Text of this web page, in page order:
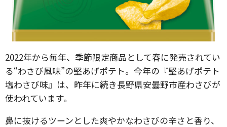
2022年から毎年、季節限定商品として春に発売されてい
る“わさび風味”の堅あげポテト。今年の『堅あげポテト
塩わさび味』は、昨年に続き長野県安曇野市産わさびが
使われています。
鼻に抜けるツーンとした爽やかなわさびの辛さと香り、